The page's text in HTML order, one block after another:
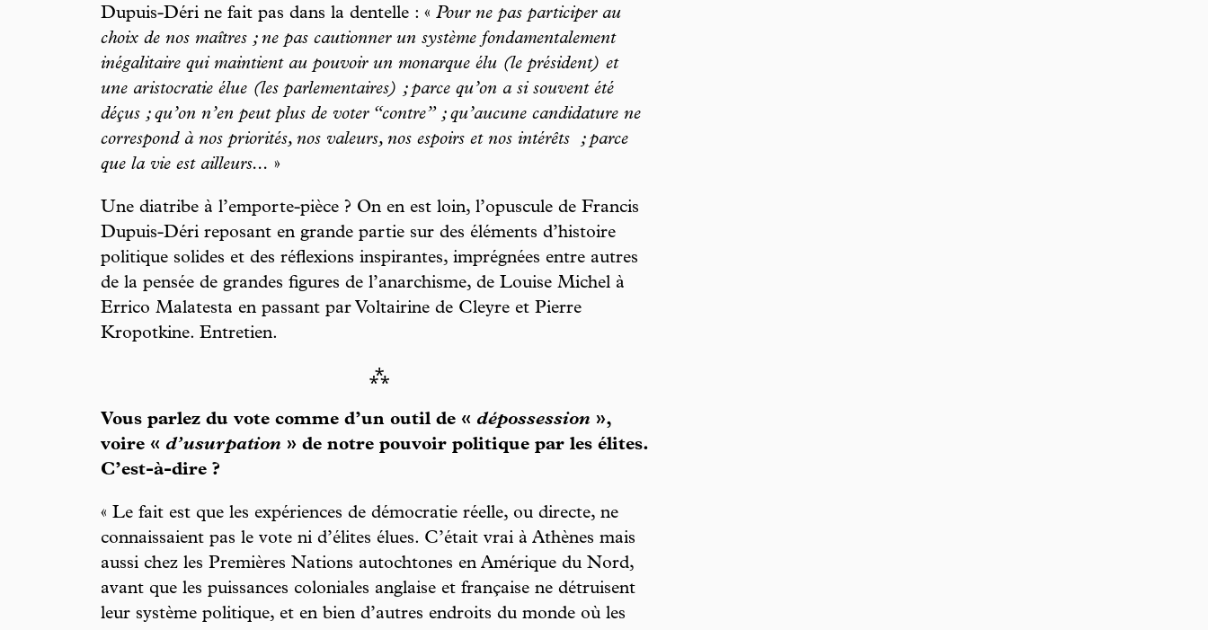
Dupuis-Déri ne fait pas dans la dentelle : « Pour ne pas participer au
choix de nos maîtres ; ne pas cautionner un système fondamentalement
inégalitaire qui maintient au pouvoir un monarque élu (le président) et
une aristocratie élue (les parlementaires) ; parce qu’on a si souvent été
déçus ; qu’on n’en peut plus de voter “contre” ; qu’aucune candidature ne
correspond à nos priorités, nos valeurs, nos espoirs et nos intérêts
; parce
que la vie est ailleurs... »
Une diatribe à l’emporte-pièce ? On en est loin, l’opuscule de Francis
Dupuis-Déri reposant en grande partie sur des éléments d’histoire
politique solides et des réflexions inspirantes, imprégnées entre autres
de la pensée de grandes figures de l’anarchisme, de Louise Michel à
Errico Malatesta en passant par Voltairine de Cleyre et Pierre
Kropotkine. Entretien.
⁂
Vous parlez du vote comme d’un outil de « dépossession »,
voire « d’usurpation » de notre pouvoir politique par les élites.
C’est-à-dire ?
« Le fait est que les expériences de démocratie réelle, ou directe, ne
connaissaient pas le vote ni d’élites élues. C’était vrai à Athènes mais
aussi chez les Premières Nations autochtones en Amérique du Nord,
avant que les puissances coloniales anglaise et française ne détruisent
leur système politique, et en bien d’autres endroits du monde où les